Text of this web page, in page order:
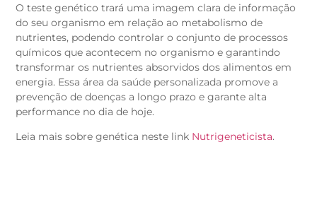
O teste genético trará uma imagem clara de informação
do seu organismo em relação ao metabolismo de
nutrientes, podendo controlar o conjunto de processos
químicos que acontecem no organismo e garantindo
transformar os nutrientes absorvidos dos alimentos em
energia. Essa área da saúde personalizada promove a
prevenção de doenças a longo prazo e garante alta
performance no dia de hoje.
Leia mais sobre genética neste link Nutrigeneticista.